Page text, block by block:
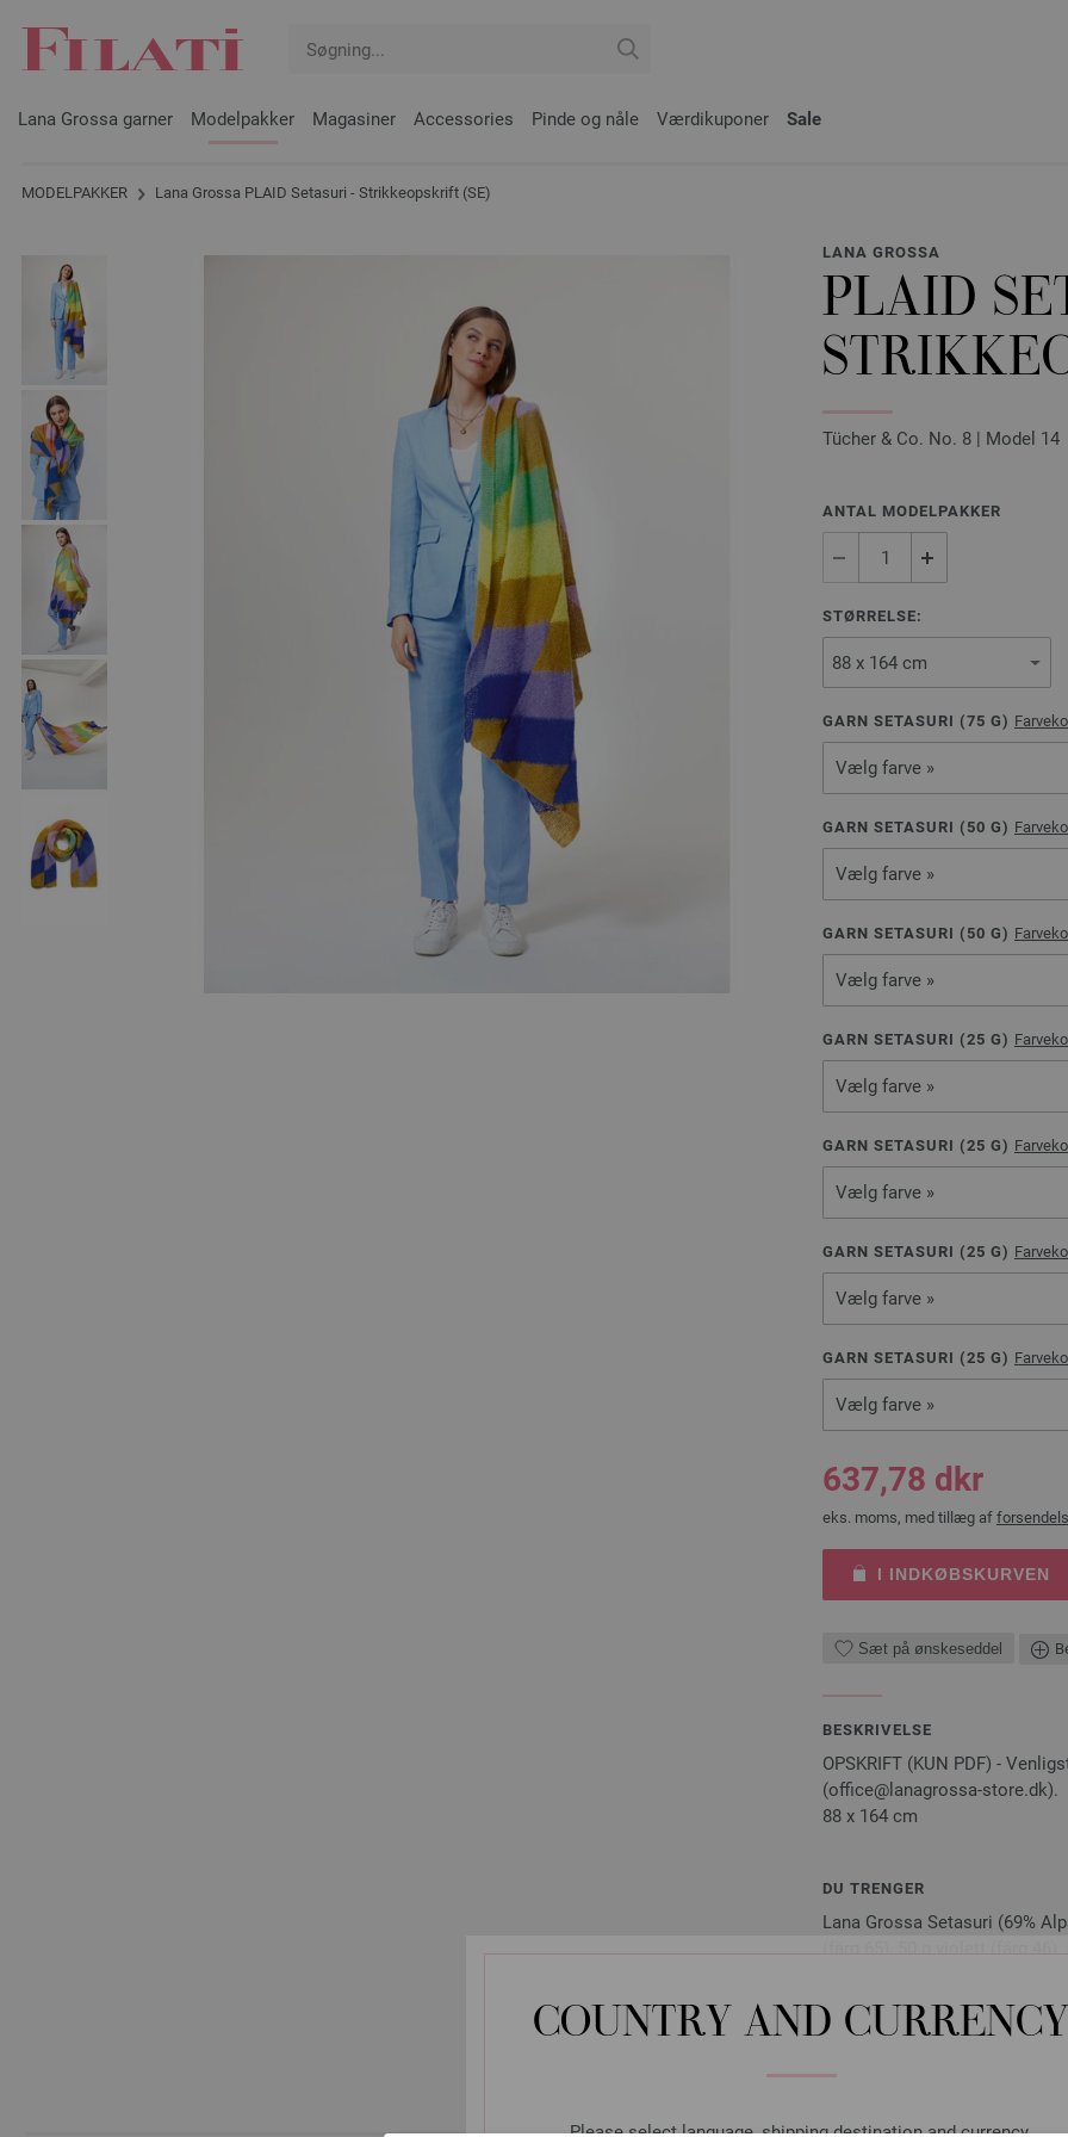
COUNTRY AND CURRENCY
Please select language, shipping destination and currency.
Lana Grossa garner Modelpakker Magasiner Accessories Pinde og nåle Værdikuponer Sale
MODELPAKKER Lana Grossa PLAID Setasuri - Strikkeopskrift (SE)
LANA GROSSA
PLAID
Tücher & Co. No. 8 | Model 14
ANTAL MODELPAKKER
STØRRELSE:
GARN SETASURI (75 G)
Vælg farve »
GARN SETASURI ( 50 G)
Vælg farve »
GARN SETASURI ( 50 G)
Vælg farve »
GARN SETASURI (25 G)
Vælg farve »
GARN SETASURI (25 G)
Vælg farve »
GARN SETASURI (25 G)
Vælg farve »
GARN SETASURI (25 G)
Vælg farve »
637,78 dkr
eks. moms, med tillæg af
I INDKØBSKURVEN
Sæt på ønskeseddel
BESKRIVELSE
OPSKRIFT (KUN PDF) -
(office@lanagrossa-store.dk).
88 x 164 cm
DU TRENGER
Lana Grossa Setasuri (69%
(färg 65), 50 g violett (färg
(färg 51), 25 g ljusgul (färg
Nåle, pinde, knapper, accessories
mail eller i papirform!